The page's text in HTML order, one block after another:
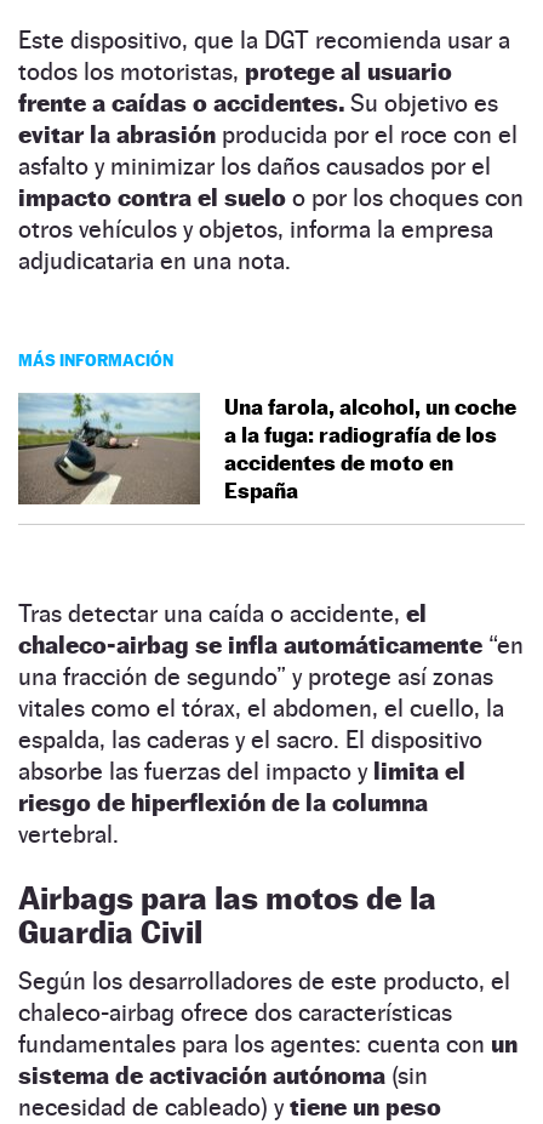
Este dispositivo, que la DGT recomienda usar a
todos los motoristas, protege al usuario
frente a caídas o accidentes. Su objetivo es
evitar la abrasión producida por el roce con el
asfalto y minimizar los daños causados por el
impacto contra el suelo o por los choques con
otros vehículos y objetos, informa la empresa
adjudicataria en una nota.
MÁS INFORMACIÓN
Una farola, alcohol, un coche
a la fuga: radiografía de los
accidentes de moto en
España
Tras detectar una caída o accidente, el
chaleco-airbag se infla automáticamente “en
una fracción de segundo” y protege así zonas
vitales como el tórax, el abdomen, el cuello, la
espalda, las caderas y el sacro. El dispositivo
absorbe las fuerzas del impacto y limita el
riesgo de hiperflexión de la columna
vertebral.
Airbags para las motos de la
Guardia Civil
Según los desarrolladores de este producto, el
chaleco-airbag ofrece dos características
fundamentales para los agentes: cuenta con un
sistema de activación autónoma (sin
necesidad de cableado) ytiene un peso